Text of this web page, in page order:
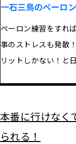
一石三鳥のペーロ
ペーロン練習をすれ
事のストレスも発散
リットしかない！と
本番に行けなく
られる！